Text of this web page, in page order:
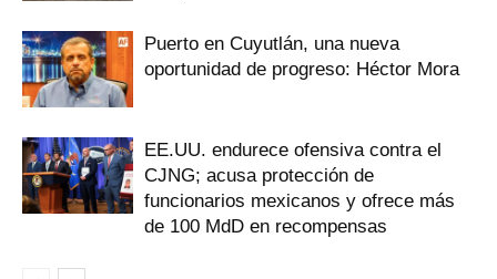
Puerto en Cuyutlán, una nueva
oportunidad de progreso: Héctor Mora
EE.UU. endurece ofensiva contra el
CJNG; acusa protección de
funcionarios mexicanos y ofrece más
de 100 MdD en recompensas